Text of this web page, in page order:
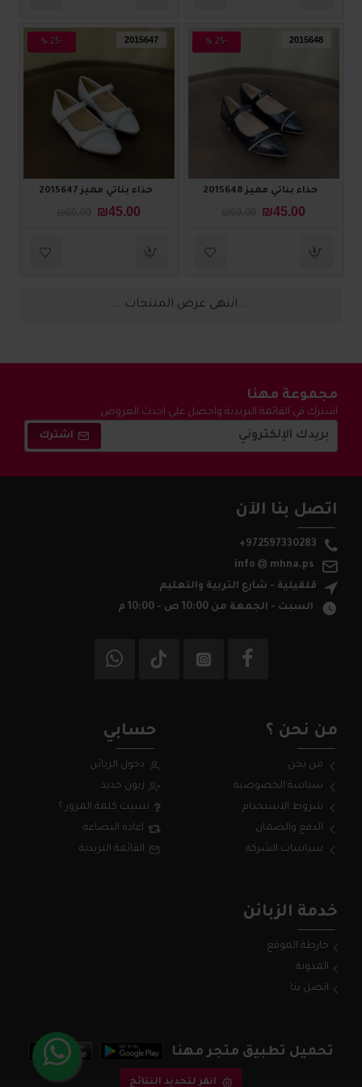
2015648
-25 %
حذاء بناتي مميز 2015648
₪45.00
2015647
-25 %
حذاء بناتي مميز 2015647
₪45.00
... انتهى عرض المنتجات ...
مجموعة مهنا
اشترك في القائمة البريدية واحصل على احدث العروض
والتخفيضات !
اشترك
اتصل بنا الآن
+972597330283
info
mhna.ps
قلقيلية - شارع التربية والتعليم
السبت - الجمعة من 10:00 ص - 10:00 م
من نحن ؟
من نحن
سياسة الخصوصية
شروط الاستخدام
الدفع والضمان
سياسات الشركة
حسابي
دخول الزبائن
زبون جديد
نسيت كلمة المرور ؟
اعادة البضاعة
القائمة البريدية
خدمة الزبائن
خارطة الموقع
المدونة
اتصل بنا
تحميل تطبيق متجر مهنا
انقر لتحديد النتائج